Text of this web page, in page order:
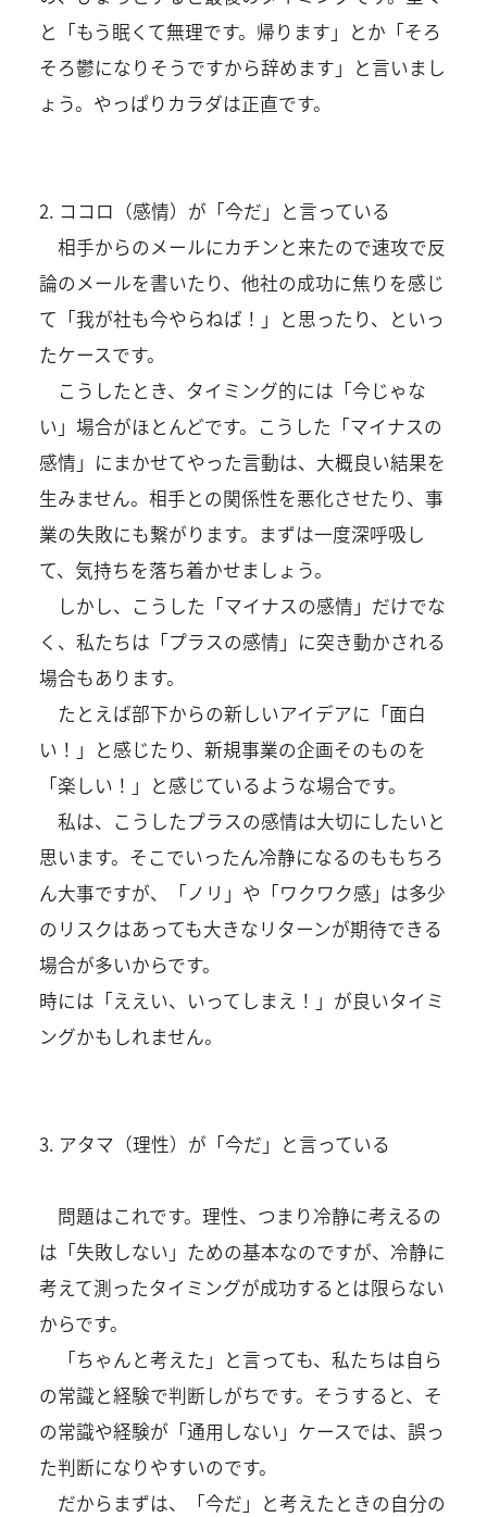
と「もう眠くて無理です。帰ります」とか「そろ
そろ鬱になりそうですから辞めます」と言いまし
ょう。やっぱりカラダは正直です。
2. ココロ（感情）が「今だ」と言っている
相手からのメールにカチンと来たので速攻で反
論のメールを書いたり、他社の成功に焦りを感じ
て「我が社も今やらねば！」と思ったり、といっ
たケースです。
こうしたとき、タイミング的には「今じゃな
い」場合がほとんどです。こうした「マイナスの
感情」にまかせてやった言動は、大概良い結果を
生みません。相手との関係性を悪化させたり、事
業の失敗にも繋がります。まずは一度深呼吸し
て、気持ちを落ち着かせましょう。
しかし、こうした「マイナスの感情」だけでな
く、私たちは「プラスの感情」に突き動かされる
場合もあります。
たとえば部下からの新しいアイデアに「面白
い！」と感じたり、新規事業の企画そのものを
「楽しい！」と感じているような場合です。
私は、こうしたプラスの感情は大切にしたいと
思います。そこでいったん冷静になるのももちろ
ん大事ですが、「ノリ」や「ワクワク感」は多少
のリスクはあっても大きなリターンが期待できる
場合が多いからです。
時には「ええい、いってしまえ！」が良いタイミ
ングかもしれません。
3. アタマ（理性）が「今だ」と言っている
問題はこれです。理性、つまり冷静に考えるの
は「失敗しない」ための基本なのですが、冷静に
考えて測ったタイミングが成功するとは限らない
からです。
「ちゃんと考えた」と言っても、私たちは自ら
の常識と経験で判断しがちです。そうすると、そ
の常識や経験が「通用しない」ケースでは、誤っ
た判断になりやすいのです。
だからまずは、「今だ」と考えたときの自分の